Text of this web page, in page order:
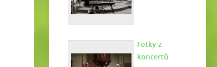
Fotky z
koncertů